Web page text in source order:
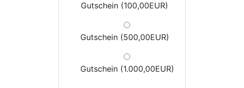
Gutschein (100,00EUR)
Gutschein (500,00EUR)
Gutschein (1.000,00EUR)